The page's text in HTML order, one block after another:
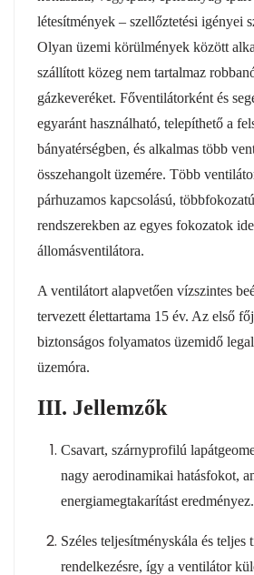
létesítmények – szellőztetési igényei
Olyan üzemi körülmények között
szállított közeg nem tartalmaz
gázkeveréket. Főventilátorként és
egyaránt használható, telepíthető a
bányatérségben, és alkalmas több
összehangolt üzemére. Több
párhuzamos kapcsolású,
rendszerekben az egyes fokozatok
állomásventilátora.
A ventilátort alapvetően vízszintes
tervezett élettartama 15 év. Az első
biztonságos folyamatos üzemidő
üzemóra.
III. Jellemzők
Csavart, szárnyprofilú
nagy aerodinamikai hatásfokot,
energiamegtakarítást eredményez.
Széles teljesítményskála és teljes
rendelkezésre, így a ventilátor